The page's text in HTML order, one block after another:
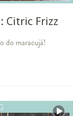
Citric Frizz
do maracujá!